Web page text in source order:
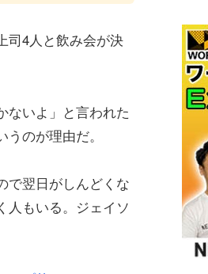
司4人と飲み会が決
ないよ」と言われた
のが理由だ。
で翌日がしんどくな
人もいる。ジェイソ